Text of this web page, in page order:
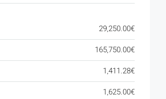
29,250.00€
165,750.00€
1,411.28€
1,625.00€